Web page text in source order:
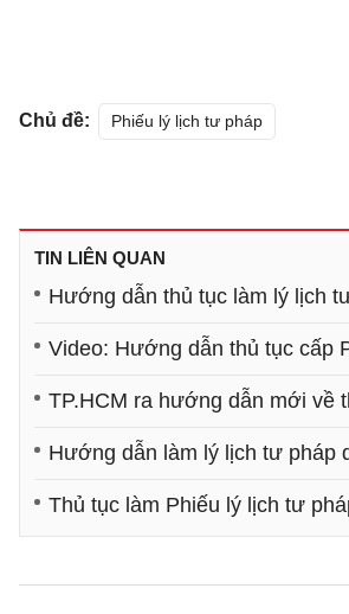
Chủ đề: Phiếu lý lịch tư pháp
TIN LIÊN QUAN
Hướng dẫn thủ tục làm lý lịch
Video: Hướng dẫn thủ tục cấp
TP.HCM ra hướng dẫn mới về
Hướng dẫn làm lý lịch tư pháp
Thủ tục làm Phiếu lý lịch tư